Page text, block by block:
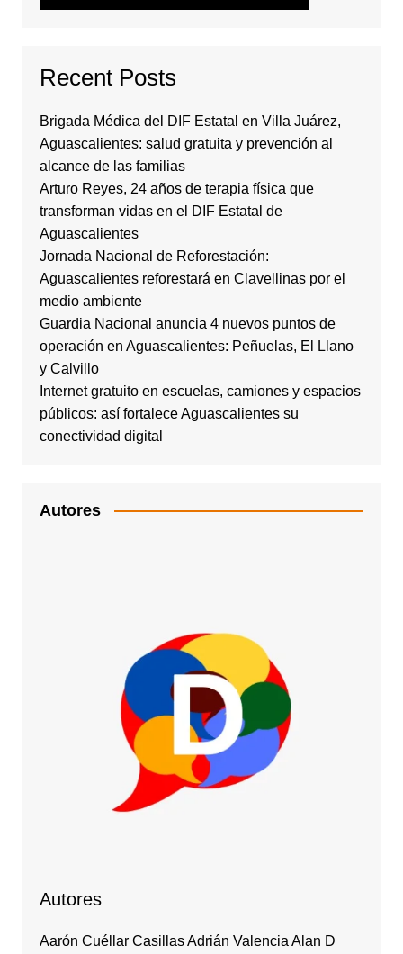
Recent Posts
Brigada Médica del DIF Estatal en Villa Juárez,
Aguascalientes: salud gratuita y prevención al
alcance de las familias
Arturo Reyes, 24 años de terapia física que
transforman vidas en el DIF Estatal de
Aguascalientes
Jornada Nacional de Reforestación:
Aguascalientes reforestará en Clavellinas por el
medio ambiente
Guardia Nacional anuncia 4 nuevos puntos de
operación en Aguascalientes: Peñuelas, El Llano
y Calvillo
Internet gratuito en escuelas, camiones y espacios
públicos: así fortalece Aguascalientes su
conectividad digital
Autores
Autores
Aarón Cuéllar Casillas Adrián Valencia Alan D